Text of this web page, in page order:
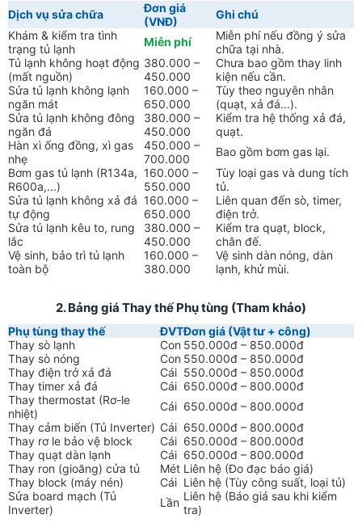
Dịch vụ sửa chữa
Đơn giá
(VNĐ)
Ghi chú
Khám & kiểm tra tình
trạng tủ lạnh
Miễn phí
Miễn phí nếu đồng ý sửa
chữa tại nhà.
Tủ lạnh không hoạt động
(mất nguồn)
380.000 –
450.000
Chưa bao gồm thay linh
kiện nếu cần.
Sửa tủ lạnh không lạnh
ngăn mát
160.000 –
650.000
Tùy theo nguyên nhân
(quạt, xả đá...).
Sửa tủ lạnh không đông
ngăn đá
380.000 –
450.000
Kiểm tra hệ thống xả đá,
quạt.
Hàn xì ống đồng, xì gas
nhẹ
450.000 –
700.000
Bao gồm bơm gas lại.
Bơm gas tủ lạnh (R134a,
R600a,...)
160.000 –
550.000
Tùy loại gas và dung tích
tủ.
Sửa tủ lạnh không xả đá
tự động
160.000 –
650.000
Liên quan đến sò, timer,
điện trở.
Sửa tủ lạnh kêu to, rung
lắc
380.000 –
450.000
Kiểm tra quạt, block,
chân đế.
Vệ sinh, bảo trì tủ lạnh
toàn bộ
160.000 –
380.000
Vệ sinh dàn nóng, dàn
lạnh, khử mùi.
2. Bảng giá Thay thế Phụ tùng (Tham khảo)
Phụ tùng thay thế ĐVTĐơn giá (Vật tư + công)
Thay sò lạnh
Con 550.000đ – 850.000đ
Thay sò nóng
Con 550.000đ – 850.000đ
Thay điện trở xả đá
Cái 550.000đ – 850.000đ
Thay timer xả đá
Cái 650.000đ – 800.000đ
Thay thermostat (Rơ-le
nhiệt)
Cái 650.000đ – 800.000đ
Thay cảm biến (Tủ Inverter) Cái 650.000đ – 800.000đ
Thay rơ le bảo vệ block
Cái 650.000đ – 800.000đ
Thay quạt dàn lạnh
Cái 650.000đ – 800.000đ
Thay ron (gioăng) cửa tủ
Mét Liên hệ (Đo đạc báo giá)
Thay block (máy nén)
Cái Liên hệ (Tùy công suất, loại tủ)
Sửa board mạch (Tủ
Inverter)
Lần Liên hệ (Báo giá sau khi kiểm
tra)